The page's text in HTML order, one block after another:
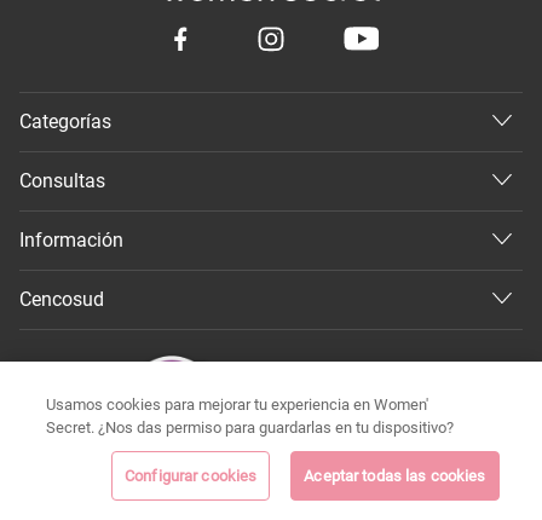
Categorías
Consultas
Información
Cencosud
Todos los derechos reservados 2026 ©
Usamos cookies para mejorar tu experiencia en Women'
Secret. ¿Nos das permiso para guardarlas en tu dispositivo?
Configurar cookies Aceptar todas las cookies